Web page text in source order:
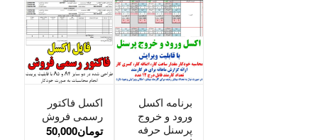
صورت
صعودی
کلیک
اکسل فاکتور
رسمی فروش
تومان50,000
برنامه اکسل
ورود و خروج
پرسنل حرفه